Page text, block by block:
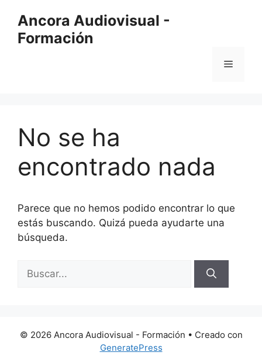
contenido
Ancora Audiovisual -
Formación
Menú
No se ha
encontrado nada
Parece que no hemos podido encontrar lo que
estás buscando. Quizá pueda ayudarte una
búsqueda.
© 2026 Ancora Audiovisual - Formación • Creado con
GeneratePress